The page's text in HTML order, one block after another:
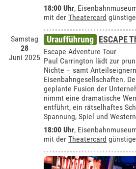
18:00 Uhr,
mit derTheatercard
Samstag
28
Juni 2025
Uraufführung ESCAPE
Escape Adventure Tour
Paul Carrington lädt zur
Nichte – samt
Eisenbahngesellschaften.
geplante Fusion der
nimmt eine dramatische
entführt, ein rätselhaftes
Spannung, Spiel und
18:00 Uhr,
mit derTheatercard